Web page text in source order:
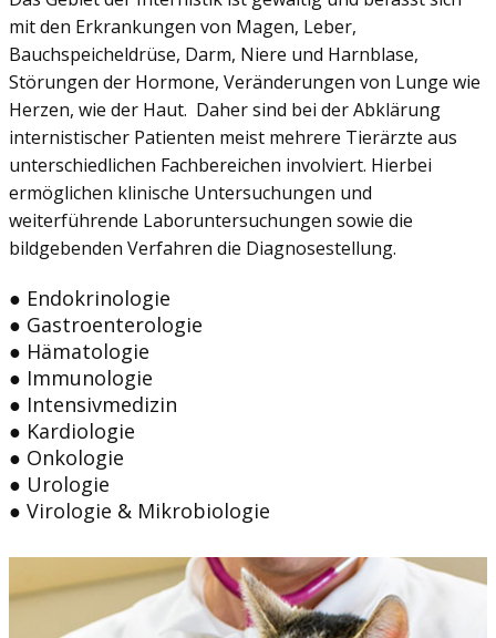
mit den Erkrankungen von Magen, Leber,
Bauchspeicheldrüse, Darm, Niere und Harnblase,
Störungen der Hormone, Veränderungen von Lunge wie
Herzen, wie der Haut. Daher sind bei der Abklärung
internistischer Patienten meist mehrere Tierärzte aus
unterschiedlichen Fachbereichen involviert. Hierbei
ermöglichen klinische Untersuchungen und
weiterführende Laboruntersuchungen sowie die
bildgebenden Verfahren die Diagnosestellung.
● Endokrinologie
● Gastroenterologie
● Hämatologie
● Immunologie
● Intensivmedizin
● Kardiologie
● Onkologie
● Urologie
● Virologie & Mikrobiologie